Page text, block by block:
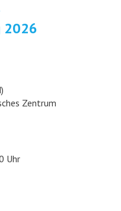
2026
Zentrum
Uhr